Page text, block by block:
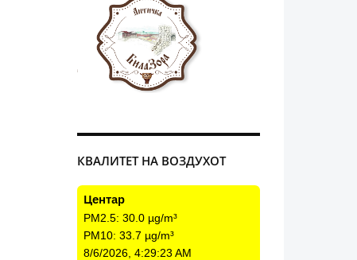
КВАЛИТЕТ НА ВОЗДУХОТ
Центар
PM2.5: 30.0 µg/m³
PM10: 33.7 µg/m³
8/6/2026, 4:29:23 AM